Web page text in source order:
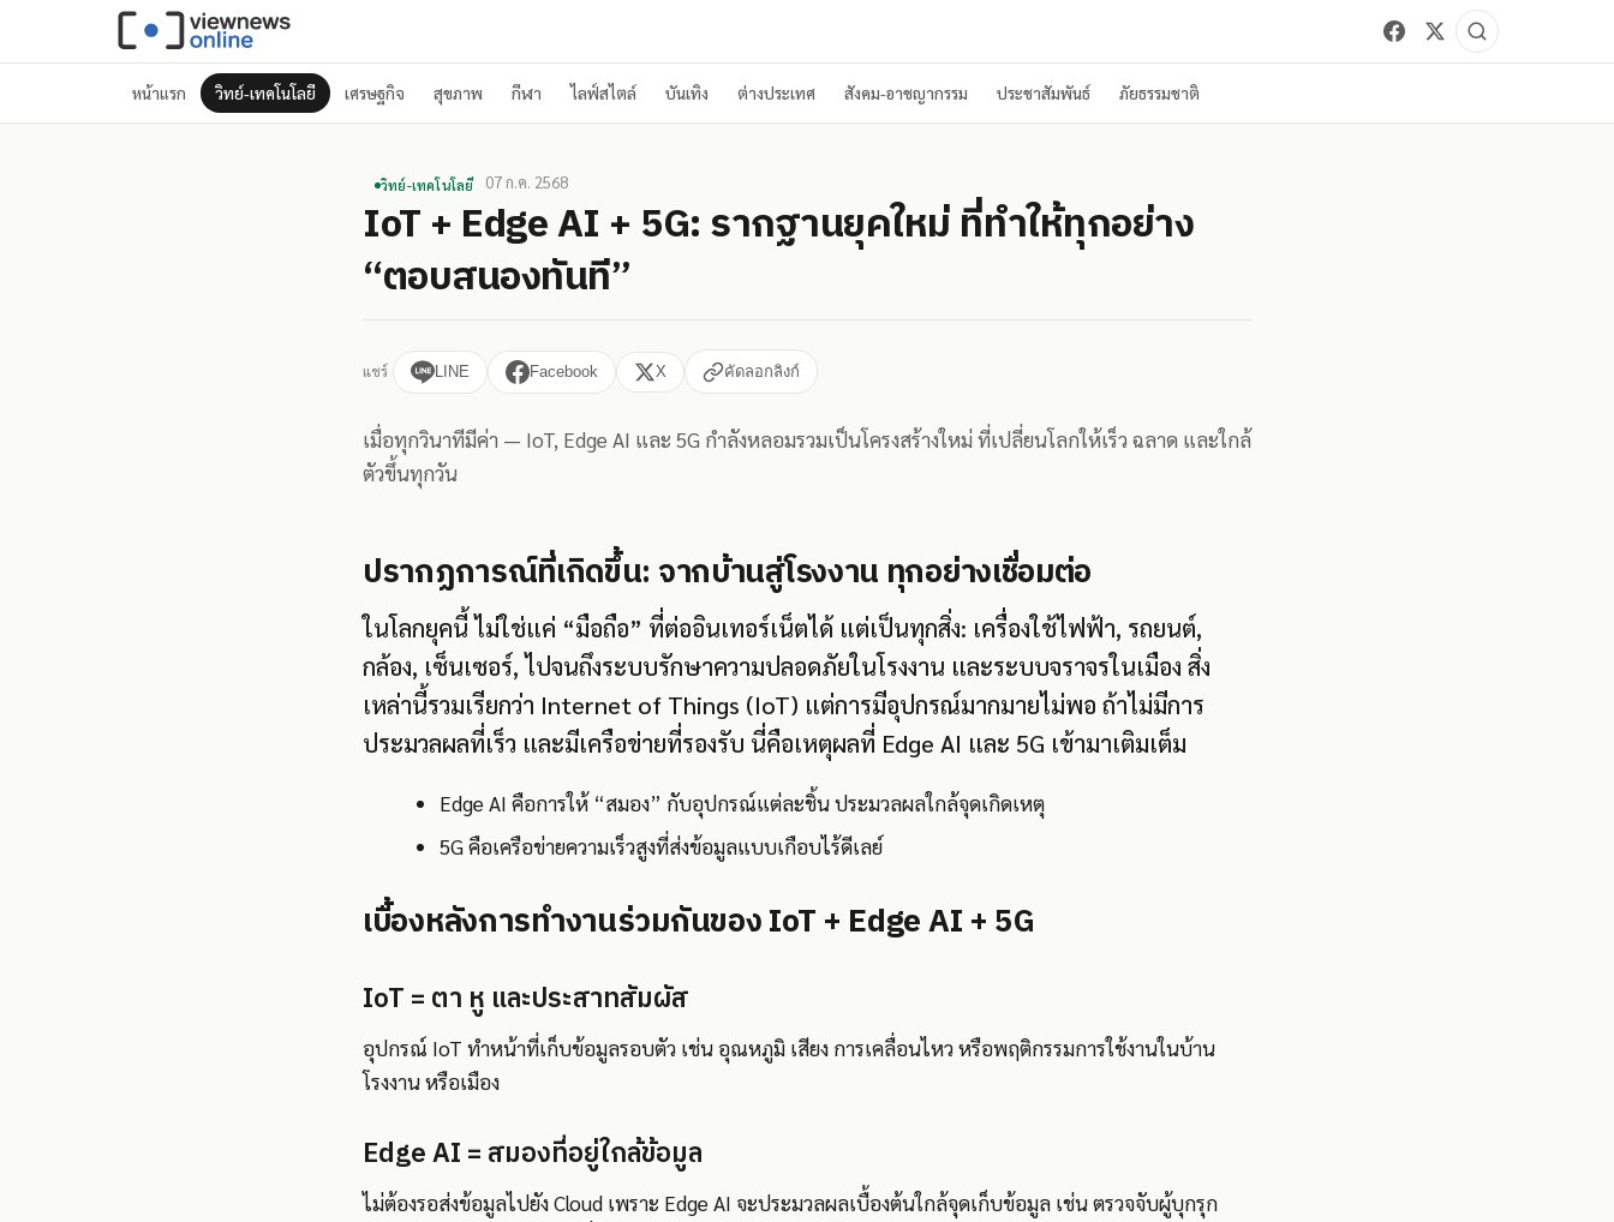
หน้าแรก วิทย์-เทคโนโลยี เศรษฐกิจ สุขภาพ กีฬา ไลฟ์สไตล์ บันเทิง ต่างประเทศ สังคม-อาชญากรรม ประชาสัมพันธ์ ภัยธรรมชาติ
วิทย์-เทคโนโลยี 07 ก.ค. 2568
IoT + Edge AI + 5G: รากฐานยุคใหม่ ที่ทำให้ทุกอย่าง
“ตอบสนองทันที”
แชร์ LINE Facebook X คัดลอกลิงก์
เมื่อทุกวินาทีมีค่า — IoT, Edge AI และ 5G กำลังหลอมรวมเป็นโครงสร้างใหม่ ที่เปลี่ยนโลกให้เร็ว ฉลาด และใกล้
ตัวขึ้นทุกวัน
ปรากฏการณ์ที่เกิดขึ้น: จากบ้านสู่โรงงาน ทุกอย่างเชื่อมต่อ
ในโลกยุคนี้ ไม่ใช่แค่ “มือถือ” ที่ต่ออินเทอร์เน็ตได้ แต่เป็นทุกสิ่ง: เครื่องใช้ไฟฟ้า, รถยนต์,
กล้อง, เซ็นเซอร์, ไปจนถึงระบบรักษาความปลอดภัยในโรงงาน และระบบจราจรในเมือง สิ่ง
เหล่านี้รวมเรียกว่า Internet of Things (IoT) แต่การมีอุปกรณ์มากมายไม่พอ ถ้าไม่มีการ
ประมวลผลที่เร็ว และมีเครือข่ายที่รองรับ นี่คือเหตุผลที่ Edge AI และ 5G เข้ามาเติมเต็ม
Edge AI คือการให้ “สมอง” กับอุปกรณ์แต่ละชิ้น ประมวลผลใกล้จุดเกิดเหตุ
5G คือเครือข่ายความเร็วสูงที่ส่งข้อมูลแบบเกือบไร้ดีเลย์
เบื้องหลังการทำงานร่วมกันของ IoT + Edge AI + 5G
IoT = ตา หู และประสาทสัมผัส
อุปกรณ์ IoT ทำหน้าที่เก็บข้อมูลรอบตัว เช่น อุณหภูมิ เสียง การเคลื่อนไหว หรือพฤติกรรมการใช้งานในบ้าน
โรงงาน หรือเมือง
Edge AI = สมองที่อยู่ใกล้ข้อมูล
ไม่ต้องรอส่งข้อมูลไปยัง Cloud เพราะ Edge AI จะประมวลผลเบื้องต้นใกล้จุดเก็บข้อมูล เช่น ตรวจจับผู้บุกรุก